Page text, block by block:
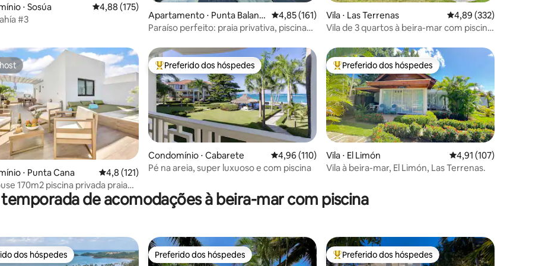
de 5, 253 avaliações
⋅ Sosúa 4,88 de uma avaliação média de 5, 175 avaliações
4,88 (175)
#3
Apartamento ⋅ Punta Baland
ra
4,85 de uma avaliação média de 5, 161 avaliações
4,85 (161)
Paraíso perfeito: praia privativa, piscina
Vila ⋅ Las Terrenas 4,89 de uma avaliação
4,89 (332)
Vila de 3 quartos à beira-mar com piscina
de 5, 200 avaliações
⋅ Punta Cana 4,8 de uma avaliação média de 5, 121 avaliações
4,8 (121)
170m2 piscina privada praia
Entre os melhores preferidos dos hóspedes
Preferido dos hóspedes
Condomínio ⋅ Cabarete 4,96 de uma avaliação média de 5, 110 avaliações
4,96 (110)
Pé na areia, super luxuoso e com piscina
Entre os melhores preferidos dos hóspedes
Preferido dos hóspedes
Vila ⋅ El Limón 4,91 de uma avaliação
4,91 (107)
Vila à beira-mar, El Limón, Las Terrenas.
de acomodações à beira-mar com piscina
dos hóspedes
dos hóspedes Preferido dos hóspedes
Preferido dos hóspedes Entre os melhores preferidos dos hóspedes
Preferido dos hóspedes